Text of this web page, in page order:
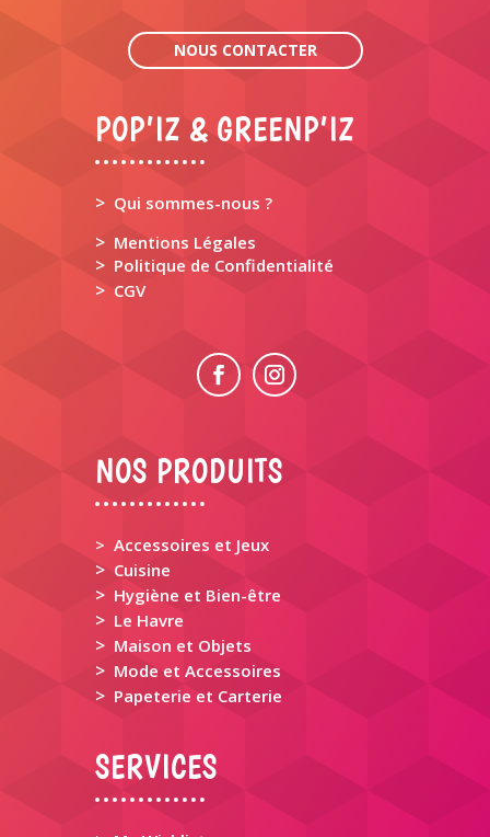
NOUS CONTACTER
POP’IZ & GREENP’IZ
> Qui sommes-nous ?
> Mentions Légales
> Politique de Confidentialité
> CGV
NOS PRODUITS
> Accessoires et Jeux
> Cuisine
> Hygiène et Bien-être
> Le Havre
> Maison et Objets
> Mode et Accessoires
> Papeterie et Carterie
SERVICES